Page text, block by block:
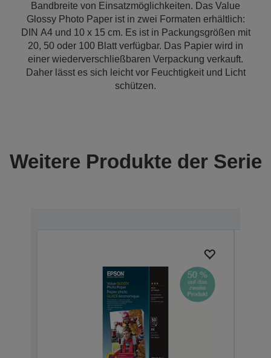
Bandbreite von Einsatzmöglichkeiten. Das Value
Glossy Photo Paper ist in zwei Formaten erhältlich:
DIN A4 und 10 x 15 cm. Es ist in Packungsgrößen mit
20, 50 oder 100 Blatt verfügbar. Das Papier wird in
einer wiederverschließbaren Verpackung verkauft.
Daher lässt es sich leicht vor Feuchtigkeit und Licht
schützen.
Weitere Produkte der Serie